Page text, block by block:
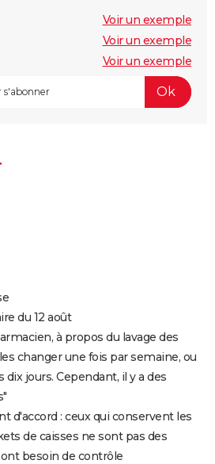
Voir un exemple
Voir un exemple
Voir un exemple
du 12 août
à propos du lavage des
changer une fois par semaine, ou
jours. Cependant, il y a des
d'accord : ceux qui conservent les
de caisses ne sont pas des
besoin de contrôle